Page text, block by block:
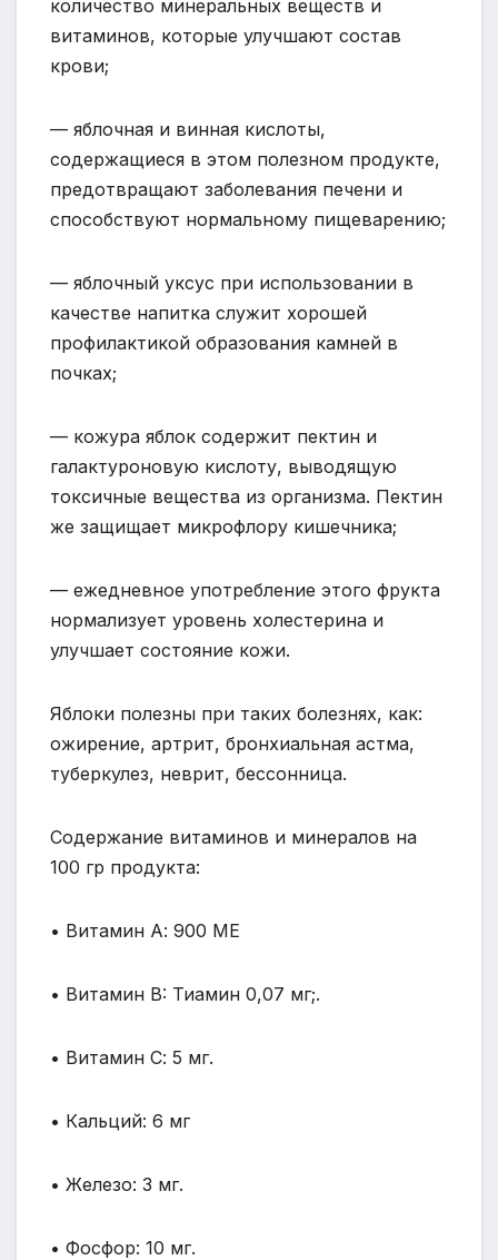
количество минеральных веществ и
витаминов, которые улучшают состав
крови;
— яблочная и винная кислоты,
содержащиеся в этом полезном продукте,
предотвращают заболевания печени и
способствуют нормальному пищеварению;
— яблочный уксус при использовании в
качестве напитка служит хорошей
профилактикой образования камней в
почках;
— кожура яблок содержит пектин и
галактуроновую кислоту, выводящую
токсичные вещества из организма. Пектин
же защищает микрофлору кишечника;
— ежедневное употребление этого фрукта
нормализует уровень холестерина и
улучшает состояние кожи.
Яблоки полезны при таких болезнях, как:
ожирение, артрит, бронхиальная астма,
туберкулез, неврит, бессонница.
Содержание витаминов и минералов на
100 гр продукта:
• Витамин А: 900 МЕ
• Витамин B: Тиамин 0,07 мг;.
• Витамин С: 5 мг.
• Кальций: 6 мг
• Железо: 3 мг.
• Фосфор: 10 мг.